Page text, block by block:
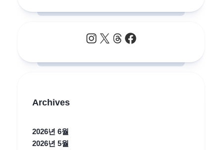
Instagram
X Threads
Facebook
Archives
2026년 6월
2026년 5월